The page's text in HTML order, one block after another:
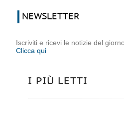
NEWSLETTER
Iscriviti e ricevi le notizie del
Clicca qui
I PIÙ LETTI